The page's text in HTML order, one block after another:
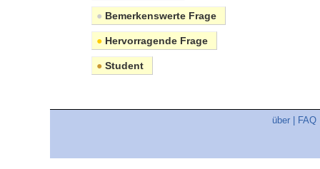
● Bemerkenswerte Frage
● Hervorragende Frage
● Student
über FAQ